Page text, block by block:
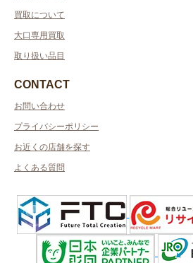
買取について
大口専用買取
取り扱い品目
CONTACT
お問い合わせ
プライバシーポリシー
お近くの店舗を探す
よくある質問